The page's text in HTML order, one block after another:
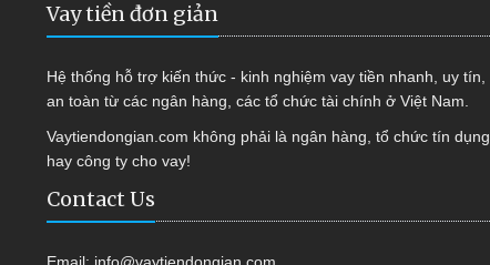
Vay tiền đơn giản
Hệ thống hỗ trợ kiến thức - kinh nghiệm vay tiền nhanh, uy tín,
an toàn từ các ngân hàng, các tổ chức tài chính ở Việt Nam.
Vaytiendongian.com không phải là ngân hàng, tổ chức tín dụng
hay công ty cho vay!
Contact Us